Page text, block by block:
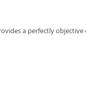
a perfectly objective